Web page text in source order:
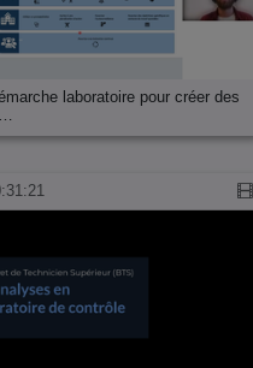
laboratoire pour créer des